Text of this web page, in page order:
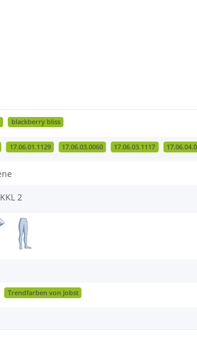
blackberry bliss
17.06.01.1129 17.06.03.0060 17.06.03.1117
Trendfarben von Jobst